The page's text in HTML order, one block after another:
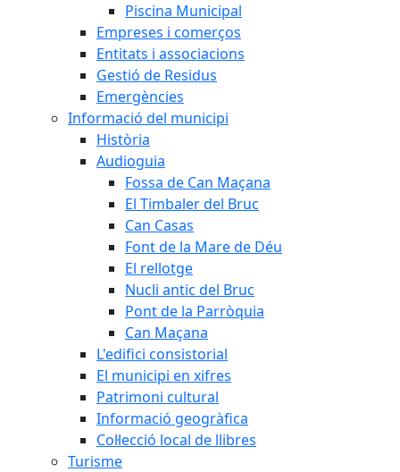
Piscina Municipal
Empreses i comerços
Entitats i associacions
Gestió de Residus
Emergències
Informació del municipi
Història
Audioguia
Fossa de Can Maçana
El Timbaler del Bruc
Can Casas
Font de la Mare de Déu
El rellotge
Nucli antic del Bruc
Pont de la Parròquia
Can Maçana
L'edifici consistorial
El municipi en xifres
Patrimoni cultural
Informació geogràfica
Col·lecció local de llibres
Turisme